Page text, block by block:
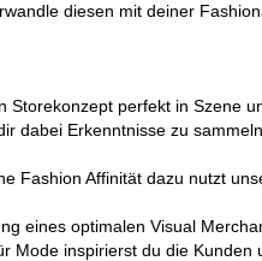
diesen mit deiner
perfekt in Szene
dabei Erkenntnisse zu
Fashion Affinität dazu nutzt
eines optimalen Visual
inspirierst du die Kunden